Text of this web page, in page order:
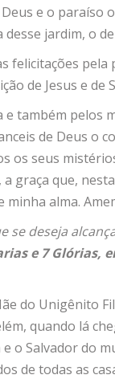
e o paraíso
desse jardim, o
felicitações
de Jesus e
e também pelos
de Deus o
os seus
a graça que,
minha alma.
se deseja
e 7
do Unigênito
quando lá
o Salvador do
de todas as